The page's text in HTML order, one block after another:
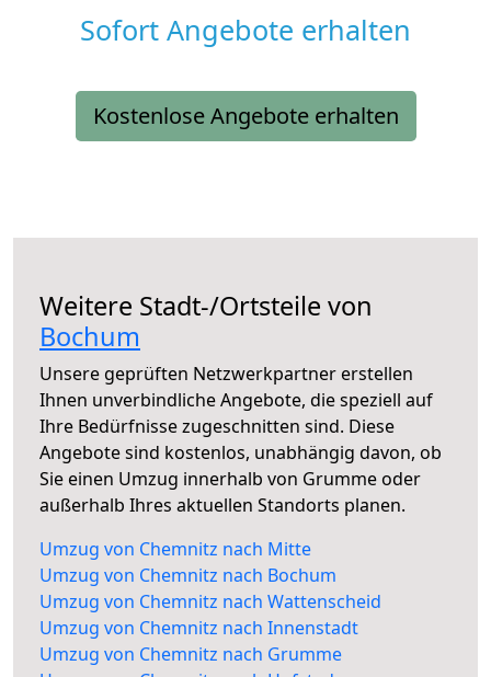
Sofort Angebote erhalten
Kostenlose Angebote erhalten
Weitere Stadt-/Ortsteile von
Bochum
Unsere geprüften Netzwerkpartner erstellen
Ihnen unverbindliche Angebote, die speziell auf
Ihre Bedürfnisse zugeschnitten sind. Diese
Angebote sind kostenlos, unabhängig davon, ob
Sie einen Umzug innerhalb von Grumme oder
außerhalb Ihres aktuellen Standorts planen.
Umzug von Chemnitz nach Mitte
Umzug von Chemnitz nach Bochum
Umzug von Chemnitz nach Wattenscheid
Umzug von Chemnitz nach Innenstadt
Umzug von Chemnitz nach Grumme